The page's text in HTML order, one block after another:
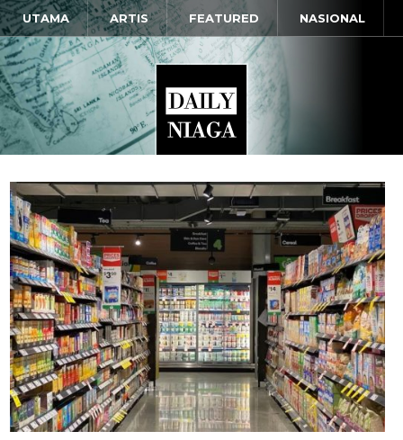
UTAMA ARTIS FEATURED NASIONAL